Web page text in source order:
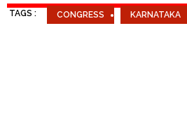
TAGS : CONGRESS KARNATAKA